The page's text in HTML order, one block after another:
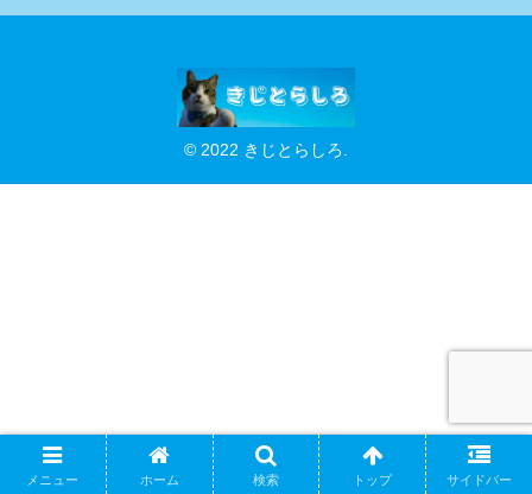
© 2022 きじとらしろ.
メニュー ホーム 検索 トップ サイドバー